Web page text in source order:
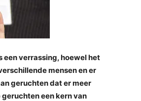
een verrassing, hoewel het
mensen en er
geruchten dat er meer
een kern van